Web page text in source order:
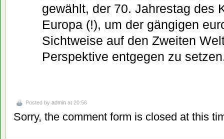
gewählt, der 70. Jahrestag des
Europa (!), um der gängigen
Sichtweise auf den Zweiten
Perspektive entgegen zu
Posted by admin at 20:56
Sorry, the comment form is closed at this